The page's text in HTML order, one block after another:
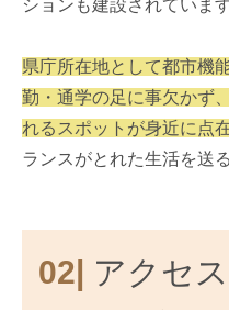
ションも建設されています
県庁所在地として都市機
勤・通学の足に事欠かず
れるスポットが身近に点
ランスがとれた生活を送
02| アクセ